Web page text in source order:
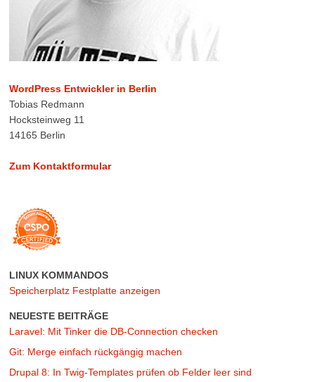
WordPress Entwickler in Berlin
Tobias Redmann
Hocksteinweg 11
14165 Berlin
Zum Kontaktformular
LINUX KOMMANDOS
Speicherplatz Festplatte anzeigen
NEUESTE BEITRÄGE
Laravel: Mit Tinker die DB-Connection checken
Git: Merge einfach rückgängig machen
Drupal 8: In Twig-Templates prüfen ob Felder leer sind